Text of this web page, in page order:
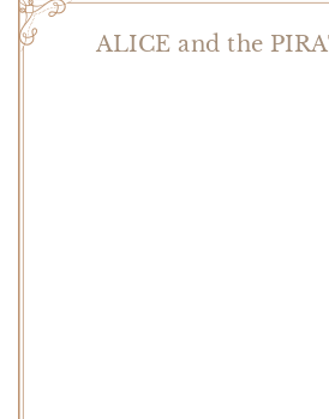
ALICE and the